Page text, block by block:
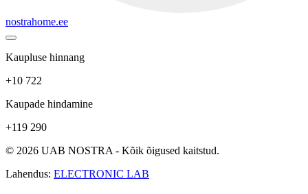
nostrahome.ee
Kaupluse hinnang
+10 722
Kaupade hindamine
+119 290
© 2026 UAB NOSTRA - Kõik õigused kaitstud.
Lahendus: ELECTRONIC LAB